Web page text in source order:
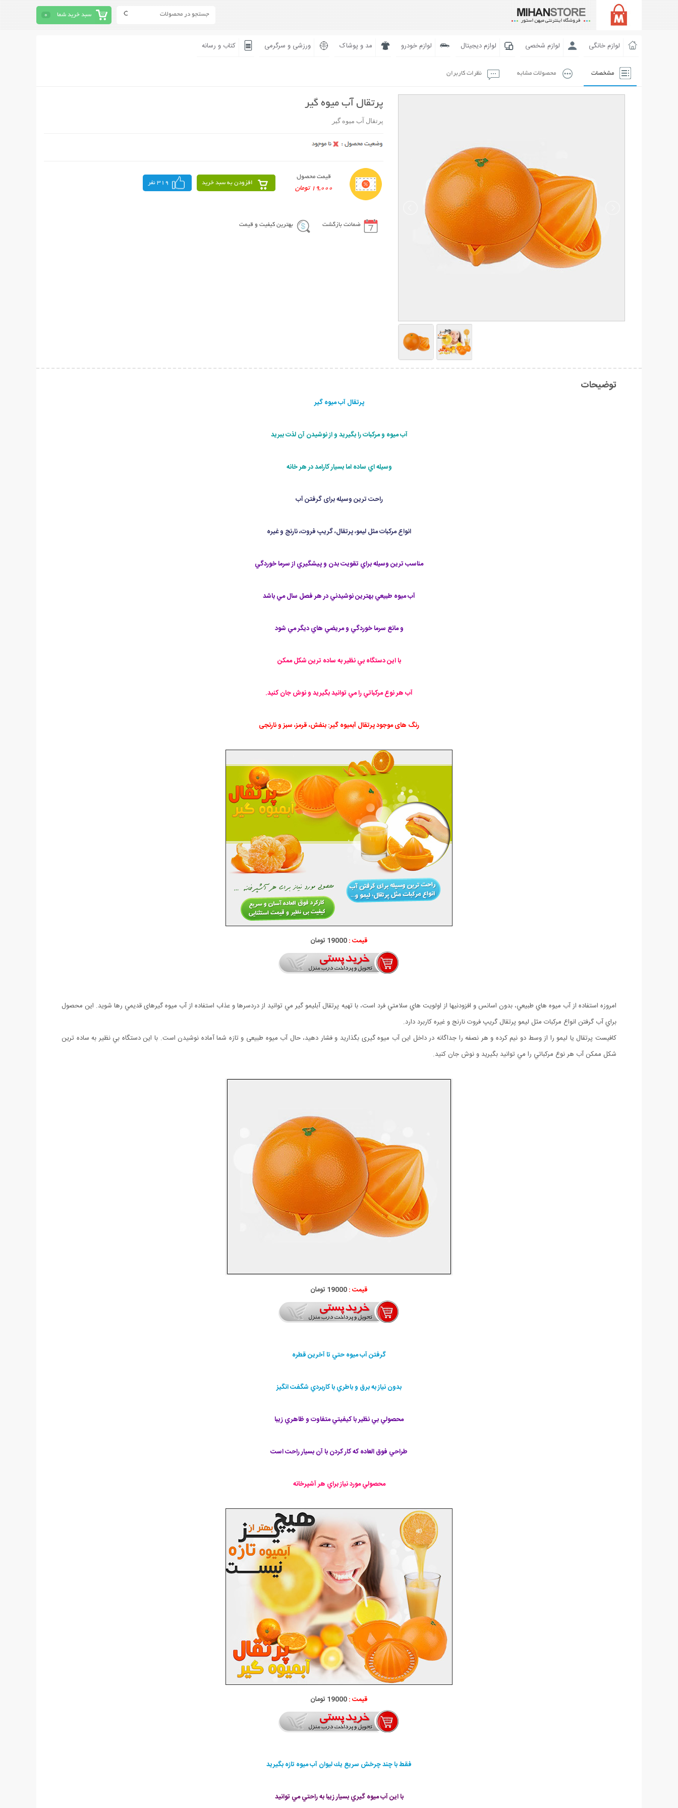
سبد خرید شما 0
لوازم خانگی لوازم شخصی لوازم دیجیتال لوازم خودرو مد و پوشاک ورزشی و سرگرمی کتاب و رسانه
مشخصات محصولات مشابه نظرات کاربران
پرتقال آب ميوه گير
پرتقال آب ميوه گير
قیمت محصول
19,000 تومان
افزودن به سبد خرید 319 نفر
ضمانت بازگشت بهترین کیفیت و قیمت
توضیحات
پرتقال آب ميوه گير
آب ميوه و مركبات را بگيريد و از نوشیدن آن لذت ببريد
وسيله اي ساده اما بسيار كارامد در هر خانه
راحت ترين وسيله برای گرفتن آب
انواع مركبات مثل ليمو، پرتقال، گريپ فروت، نارنج و غيره
مناسب ترين وسيله براي تقويت بدن و پيشگيري از سرما خوردگي
آب ميوه طبيعي بهترين نوشيدني در هر فصل سال مي باشد
و مانع سرما خوردگي و مريضي هاي ديگر مي شود
با اين دستگاه بي نظير به ساده ترين شكل ممكن
آب هر نوع مركباتي را مي توانيد بگيريد و نوش جان كنيد.
رنگ های موجود پرتقال آبمیوه گیر: بنفش، قرمز، سبز و نارنجی
قیمت :19000 تومان
امروزه استفاده از آب ميوه هاي طبيعي، بدون اسانس و افزودنيها از اولويت هاي سلامتي فرد است، با تهيه پرتقال آبليمو گير مي توانيد از دردسرها و عذاب استفاده از آب میوه گیرهای قديمي رها شويد. این محصول
براي آب گرفتن انواع مركبات مثل ليمو پرتقال گريپ فروت نارنج و غيره کاربرد دارد.
كافيست پرتقال یا لیمو را از وسط دو نيم كرده و هر نصفه را جداگانه در داخل اين آب میوه گيری بگذاريد و فشار دهيد، حال آب میوه طبیعی و تازه شما آماده نوشیدن است. با اين دستگاه بي نظير به ساده ترين
شكل ممكن آب هر نوع مركباتي را مي توانيد بگيريد و نوش جان كنيد.
قیمت :19000 تومان
گرفتن آب ميوه حتي تا آخرين قطره
بدون نياز به برق و باطري با كاربردي شگفت انگيز
محصولي بي نظير با كيفيتي متفاوت و ظاهري زيبا
طراحي فوق العاده كه كار كردن با آن بسيار راحت است
محصولي مورد نياز براي هر آشپرخانه
قیمت :19000 تومان
فقط با چند چرخش سريع يك ليوان آب ميوه تازه بگيريد
با اين آب ميوه گيري بسيار زيبا به راحتي مي توانيد